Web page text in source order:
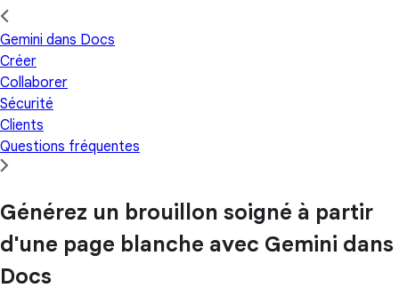
Gemini dans Docs
Créer
Collaborer
Sécurité
Clients
Questions fréquentes
Générez un brouillon soigné à partir
d'une page blanche avec Gemini dans
Docs